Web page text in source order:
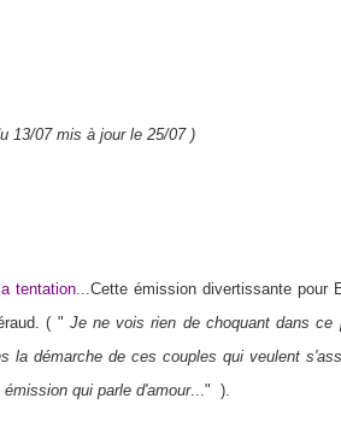
13/07 mis à jour le 25/07 )
tentation...Cette émission divertissante pour
( " Je ne vois rien de choquant dans ce
la démarche de ces couples qui veulent
émission qui parle d'amour..." ).